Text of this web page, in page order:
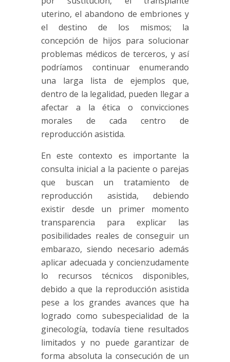
uterino, el abandono de embriones y
el destino de los mismos; la
concepción de hijos para solucionar
problemas médicos de terceros, y así
podríamos continuar enumerando
una larga lista de ejemplos que,
dentro de la legalidad, pueden llegar a
afectar a la ética o convicciones
morales de cada centro de
reproducción asistida.
En este contexto es importante la
consulta inicial a la paciente o parejas
que buscan un tratamiento de
reproducción asistida, debiendo
existir desde un primer momento
transparencia para explicar las
posibilidades reales de conseguir un
embarazo, siendo necesario además
aplicar adecuada y concienzudamente
lo recursos técnicos disponibles,
debido a que la reproducción asistida
pese a los grandes avances que ha
logrado como subespecialidad de la
ginecología, todavía tiene resultados
limitados y no puede garantizar de
forma absoluta la consecución de un